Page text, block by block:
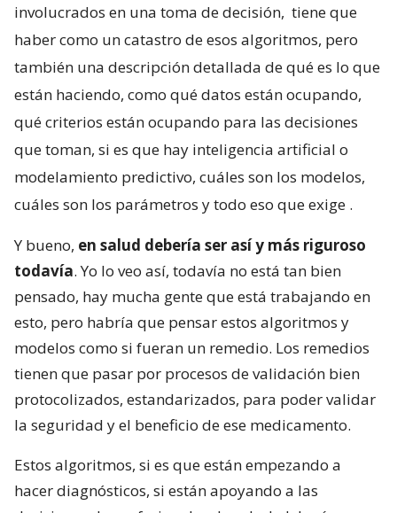
involucrados en una toma de decisión, tiene que
haber como un catastro de esos algoritmos, pero
también una descripción detallada de qué es lo que
están haciendo, como qué datos están ocupando,
qué criterios están ocupando para las decisiones
que toman, si es que hay inteligencia artificial o
modelamiento predictivo, cuáles son los modelos,
cuáles son los parámetros y todo eso que exige .
Y bueno, en salud debería ser así y más riguroso
todavía. Yo lo veo así, todavía no está tan bien
pensado, hay mucha gente que está trabajando en
esto, pero habría que pensar estos algoritmos y
modelos como si fueran un remedio. Los remedios
tienen que pasar por procesos de validación bien
protocolizados, estandarizados, para poder validar
la seguridad y el beneficio de ese medicamento.
Estos algoritmos, si es que están empezando a
hacer diagnósticos, si están apoyando a las